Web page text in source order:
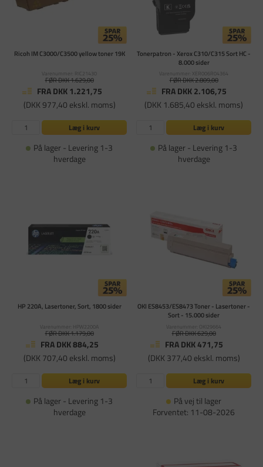
Ricoh IM C3000/C3500 yellow toner 19K
Varenummer: RIC21430
FØR DKK 1.629,00
FRA DKK 1.221,75
(DKK 977,40 ekskl. moms)
Læg i kurv
På lager - Levering 1-3
hverdage
Tonerpatron - Xerox C310/C315 Sort HC -
8.000 sider
Varenummer: XER006R04364
FØR DKK 2.809,00
FRA DKK 2.106,75
(DKK 1.685,40 ekskl. moms)
Læg i kurv
På lager - Levering 1-3
hverdage
HP 220A, Lasertoner, Sort, 1800 sider
Varenummer: HPW2200A
FØR DKK 1.179,00
FRA DKK 884,25
(DKK 707,40 ekskl. moms)
Læg i kurv
På lager - Levering 1-3
hverdage
OKI ES8453/ES8473 Toner - Lasertoner -
Sort - 15.000 sider
Varenummer: OKI29664
FØR DKK 629,00
FRA DKK 471,75
(DKK 377,40 ekskl. moms)
Læg i kurv
På vej til lager
Forventet: 11-08-2026